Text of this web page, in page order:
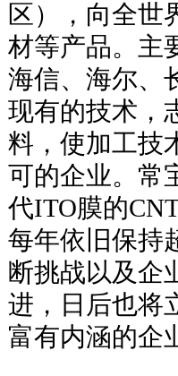
区），向全世
材等产品。主
海信、海尔、
现有的技术，
料，使加工技
可的企业。常
代ITO膜的
每年依旧保持
断挑战以及企
进，日后也将
富有内涵的企